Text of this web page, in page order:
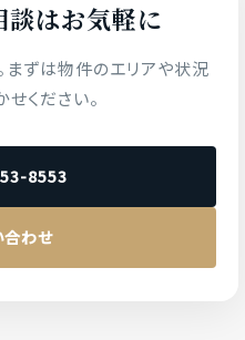
はお気軽に
まずは物件のエリアや状況
ください。
8553
わせ